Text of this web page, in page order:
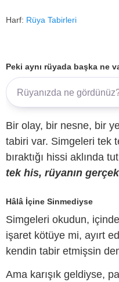
Harf: Rüya Tabirleri
Peki aynı rüyada başka ne
Bir olay, bir nesne, bir
tabiri var. Simgeleri tek
bıraktığı hissi aklında
tek his, rüyanın
Hâlâ İçine Sinmediyse
Simgeleri okudun,
işaret kötüye mi, ayırt
kendin tabir etmişsin
Ama karışık geldiyse,